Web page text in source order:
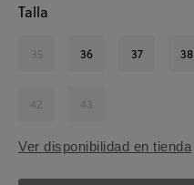
Talla
35 36 37 38
42 43
Ver disponibilidad en tienda